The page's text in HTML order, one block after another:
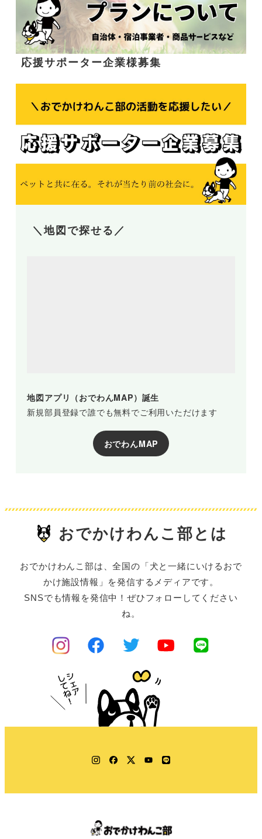
応援サポーター企業様募集
＼地図で探せる／
地図アプリ（おでわんMAP）誕生
新規部員登録で誰でも無料でご利用いただけます
おでわんMAP
おでかけわんこ部とは
おでかけわんこ部は、全国の「犬と一緒にいけるおで
かけ施設情報」を発信するメディアです。
SNSでも情報を発信中！ぜひフォローしてください
ね。
Instagram
Facebook
TwitterYouTube
LINE